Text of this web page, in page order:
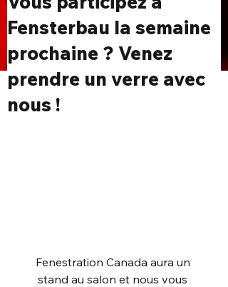
Dernières nouvelles dans l'industrie des
portes et fenêtres au Canada
Fensterbau la semaine
prochaine ? Venez
prendre un verre avec
nous !
Fenestration Canada aura un
stand au salon et nous vous